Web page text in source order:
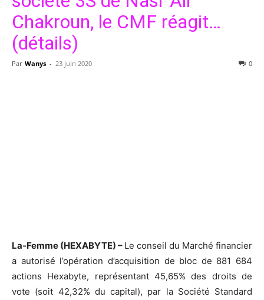
Chakroun, le CMF réagit…
(détails)
Par Wanys - 23 juin 2020 0
La-Femme (HEXABYTE) – Le conseil du Marché financier
a autorisé l’opération d’acquisition de bloc de 881 684
actions Hexabyte, représentant 45,65% des droits de
vote (soit 42,32% du capital), par la Société Standard